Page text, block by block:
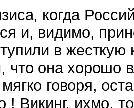
когда
и, видимо,
в
что она хорошо
говоря,
! Викинг, ихмо,